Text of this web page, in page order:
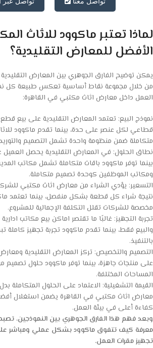
لماذا تعتبر ماكوود للاثاث
الأفضل للمعارض التقليدية؟
يمكن توضيح الفارق الجوهري بين المعارض
من خلال مجموعة نقاط أساسية تعكس طبيعة كل
العمل داخل معارض اثاث مكتبي في القاهرة:
نموذج البيع: تعتمد المعارض التقليدية على بيع
قطاعي لكل عنصر على حدة، بينما تقدم ماكوود
متكاملة ضمن منظومة واحدة تشمل التصميم والتوريد
نطاق الحلول: في المعارض التقليدية يحصل العميل
بينما توفر ماكوود باقات متكاملة تشمل مكاتب
ومكاتب الموظفين كوحدة تصميم متكاملة.
التسعير: يؤدي الشراء من معارض اثاث مكتبي
نتيجة شراء كل قطعة بشكل منفصل، بينما تعتمد
مخصصة للشركات تقلل التكلفة الإجمالية للمشروع.
تجربة التجهيز: غالبًا ما تقتصر اماكن بيع مكاتب
والبيع فقط، بينما تقدم ماكوود تجربة تجهيز كاملة
بالتنفيذ.
التصميم والتخصيص: تركز المعارض التقليدية
على منتجات جاهزة، بينما توفر ماكوود حلول تصميم
المساحات المختلفة.
القيمة التشغيلية: الاعتماد على الحلول المتكاملة
معارض اثاث مكتبي في القاهرة يضمن استغلال
كفاءة أعلى في بيئة العمل.
وبعد فهم هذا الفارق الجوهري بين النموذجين،
معرفة كيف تتفوق ماكوود بشكل عملي ومباشر
تجهيز مقرات العمل.